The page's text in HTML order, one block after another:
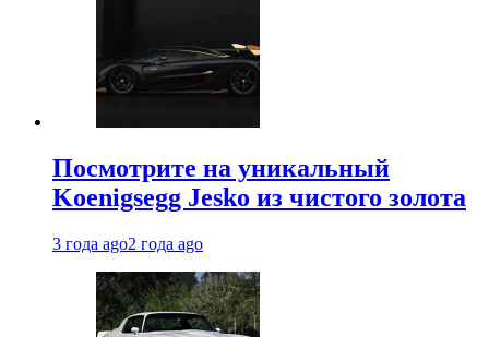
Посмотрите на уникальный
Koenigsegg Jesko из чистого золота
3 года ago2 года ago